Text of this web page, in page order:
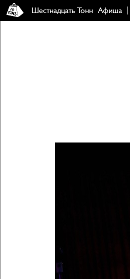
Шестнадцать Тонн Афиша